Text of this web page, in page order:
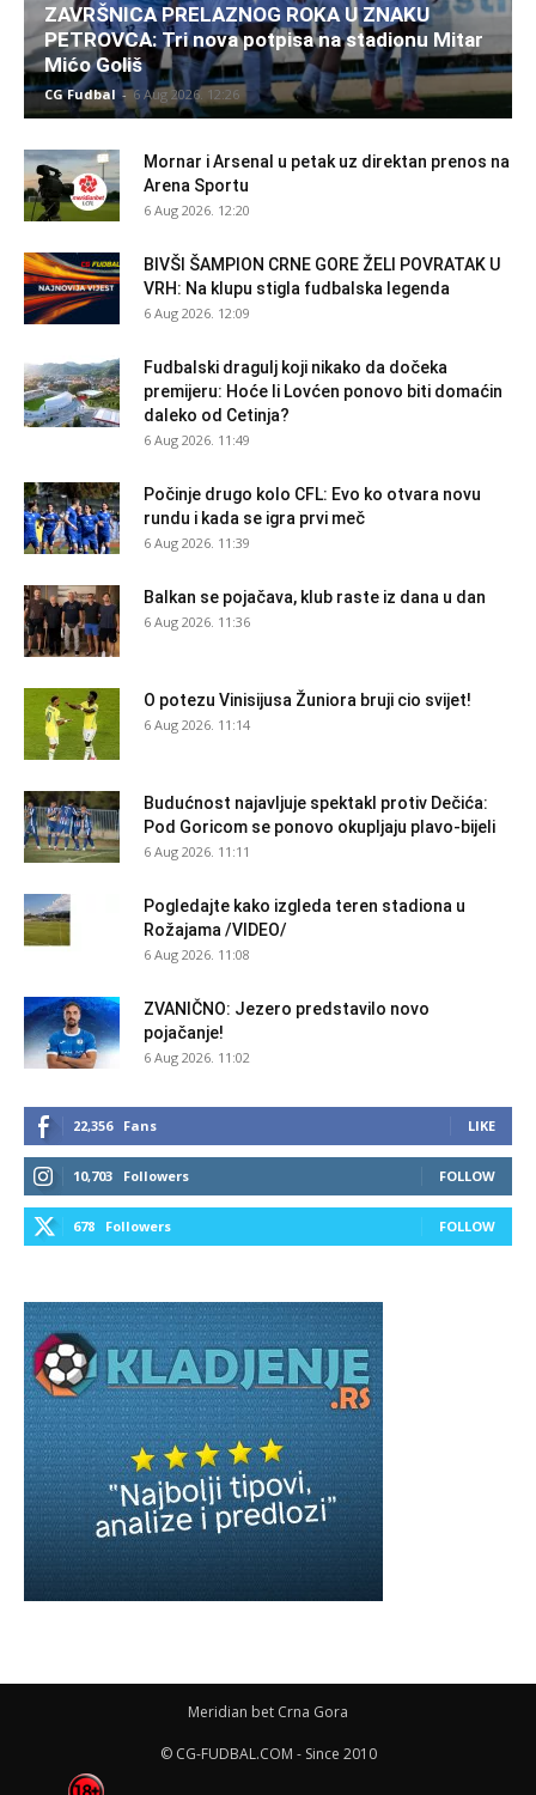
ZAVRŠNICA PRELAZNOG ROKA U ZNAKU
PETROVCA: Tri nova potpisa na stadionu Mitar
Mićo Goliš
CG Fudbal - 6 Aug 2026. 12:26
Mornar i Arsenal u petak uz direktan prenos na
Arena Sportu
6 Aug 2026. 12:20
BIVŠI ŠAMPION CRNE GORE ŽELI POVRATAK U
VRH: Na klupu stigla fudbalska legenda
6 Aug 2026. 12:09
Fudbalski dragulj koji nikako da dočeka
premijeru: Hoće li Lovćen ponovo biti domaćin
daleko od Cetinja?
6 Aug 2026. 11:49
Počinje drugo kolo CFL: Evo ko otvara novu
rundu i kada se igra prvi meč
6 Aug 2026. 11:39
Balkan se pojačava, klub raste iz dana u dan
6 Aug 2026. 11:36
O potezu Vinisijusa Žuniora bruji cio svijet!
6 Aug 2026. 11:14
Budućnost najavljuje spektakl protiv Dečića:
Pod Goricom se ponovo okupljaju plavo-bijeli
6 Aug 2026. 11:11
Pogledajte kako izgleda teren stadiona u
Rožajama /VIDEO/
6 Aug 2026. 11:08
ZVANIČNO: Jezero predstavilo novo
pojačanje!
6 Aug 2026. 11:02
22,356 Fans LIKE
10,703 Followers FOLLOW
678 Followers FOLLOW
Meridian bet Crna Gora
© CG-FUDBAL.COM - Since 2010